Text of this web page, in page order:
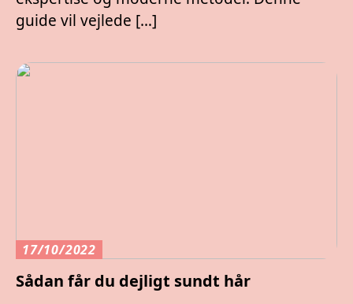
guide vil vejlede […]
17/10/2022
Sådan får du dejligt sundt hår